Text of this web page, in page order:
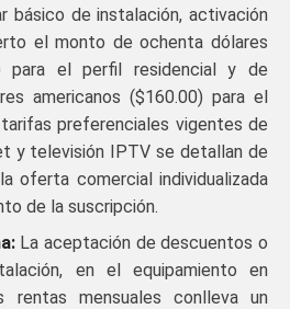
básico de instalación, activación
el monto de ochenta dólares
para el perfil residencial y de
americanos ($160.00) para el
preferenciales vigentes de
y televisión IPTV se detallan de
oferta comercial individualizada
de la suscripción.
La aceptación de descuentos o
en el equipamiento en
mensuales conlleva un